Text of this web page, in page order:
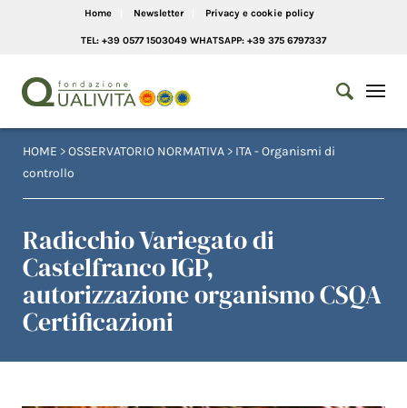
Home Newsletter Privacy e cookie policy
TEL: +39 0577 1503049 WHATSAPP: +39 375 6797337
HOME >OSSERVATORIO NORMATIVA > ITA - Organismi di
controllo
Radicchio Variegato di
Castelfranco IGP,
autorizzazione organismo CSQA
Certificazioni